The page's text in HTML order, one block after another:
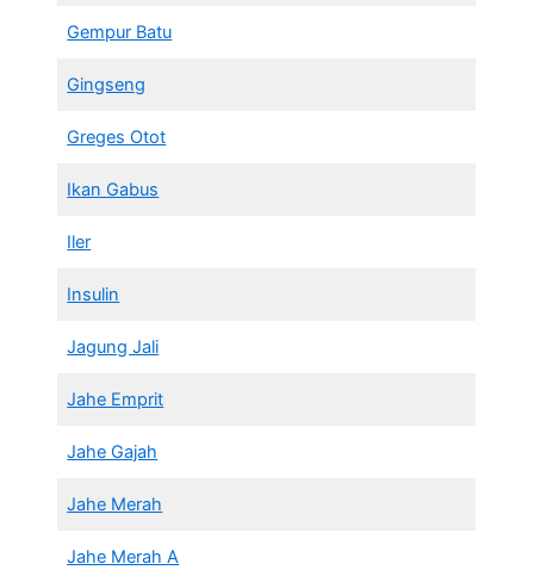
Gempur Batu
Gingseng
Greges Otot
Ikan Gabus
Iler
Insulin
Jagung Jali
Jahe Emprit
Jahe Gajah
Jahe Merah
Jahe Merah A